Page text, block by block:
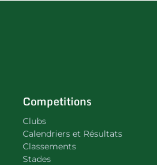
Competitions
Clubs
Calendriers et Résultats
Classements
Stades